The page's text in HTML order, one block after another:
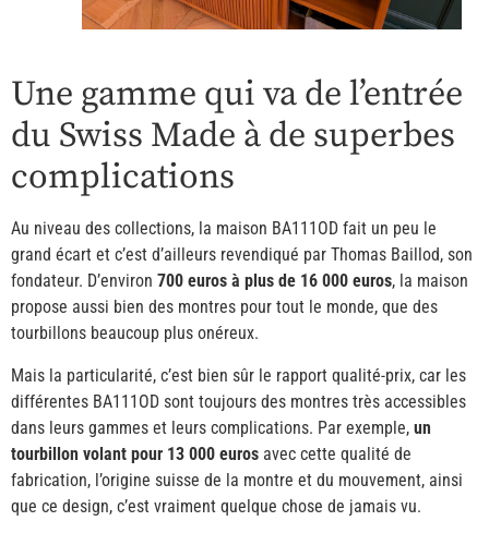
Une gamme qui va de l’entrée
du Swiss Made à de superbes
complications
Au niveau des collections, la maison BA111OD fait un peu le
grand écart et c’est d’ailleurs revendiqué par Thomas Baillod, son
fondateur. D’environ 700 euros à plus de 16 000 euros, la maison
propose aussi bien des montres pour tout le monde, que des
tourbillons beaucoup plus onéreux.
Mais la particularité, c’est bien sûr le rapport qualité-prix, car les
différentes BA111OD sont toujours des montres très accessibles
dans leurs gammes et leurs complications. Par exemple, un
tourbillon volant pour 13 000 euros avec cette qualité de
fabrication, l’origine suisse de la montre et du mouvement, ainsi
que ce design, c’est vraiment quelque chose de jamais vu.